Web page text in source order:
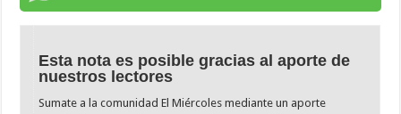
Esta nota es posible gracias al aporte de
nuestros lectores
Sumate a la comunidad El Miércoles mediante un aporte